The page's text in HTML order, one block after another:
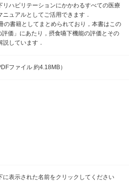
リハビリテーションにかかわるすべての医療
ュアルとしてご活用できます．
の書籍としてまとめられており，本書はこの
価」にあたり，摂食嚥下機能の評価とその
しています．
ファイル 約4.18MB）
表示された名前をクリックしてください